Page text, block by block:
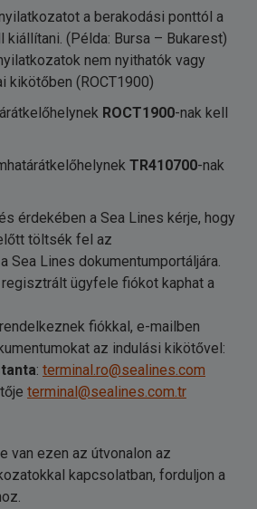
a berakodási ponttól a
(Példa: Bursa – Bukarest)
nem nyithatók vagy
kikötőben (ROCT1900)
ROCT1900-nak kell
TR410700-nak
érdekében a Sea Lines kérje, hogy
töltsék fel az
Sea Lines dokumentumportáljára.
ügyfele fiókot kaphat a
fiókkal, e-mailben
az indulási kikötővel:
: terminal.ro@sealines.com
terminal@sealines.com.tr
van ezen az útvonalon az
kapcsolatban, forduljon a